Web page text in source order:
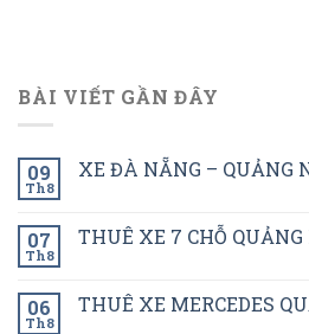
BÀI VIẾT GẦN ĐÂY
09
Th8
XE ĐÀ NẴNG – QUẢNG
07
Th8
THUÊ XE 7 CHỖ
06
Th8
THUÊ XE MERCEDES